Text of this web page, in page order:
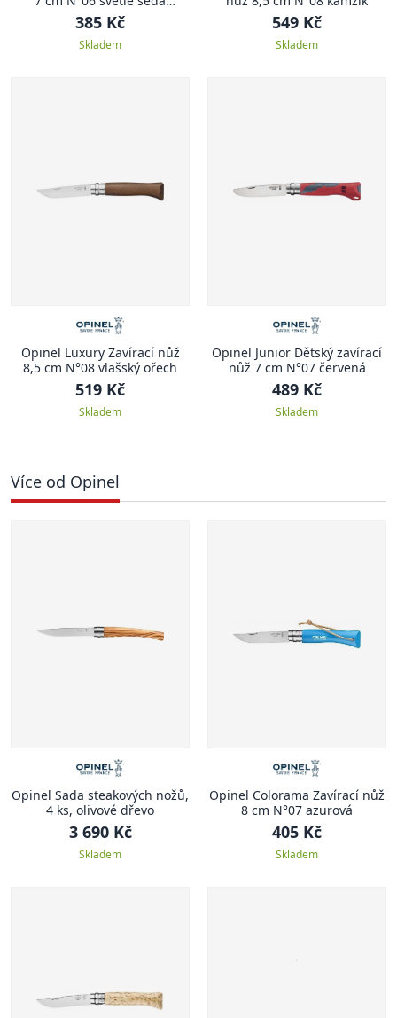
COLORAMA
385 Kč
Skladem
549 Kč
Skladem
Opinel Luxury Zavírací nůž
8,5 cm N°08 vlašský ořech
519 Kč
Skladem
Opinel Junior Dětský zavírací
nůž 7 cm N°07 červená
489 Kč
Skladem
Více od Opinel
Opinel Sada steakových nožů,
4 ks, olivové dřevo
3 690 Kč
Skladem
Opinel Colorama Zavírací nůž
8 cm N°07 azurová
405 Kč
Skladem